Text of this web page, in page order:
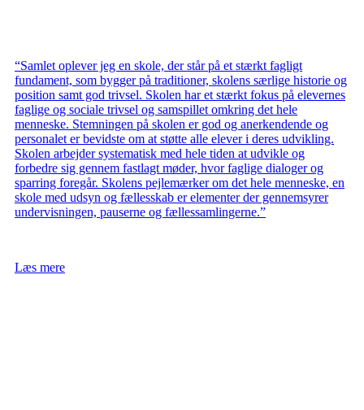
“Samlet oplever jeg en skole, der står på et stærkt fagligt
fundament, som bygger på traditioner, skolens særlige historie og
position samt god trivsel. Skolen har et stærkt fokus på elevernes
faglige og sociale trivsel og samspillet omkring det hele
menneske. Stemningen på skolen er god og anerkendende og
personalet er bevidste om at støtte alle elever i deres udvikling.
Skolen arbejder systematisk med hele tiden at udvikle og
forbedre sig gennem fastlagt møder, hvor faglige dialoger og
sparring foregår. Skolens pejlemærker om det hele menneske, en
skole med udsyn og fællesskab er elementer der gennemsyrer
undervisningen, pauserne og fællessamlingerne.”
Læs mere